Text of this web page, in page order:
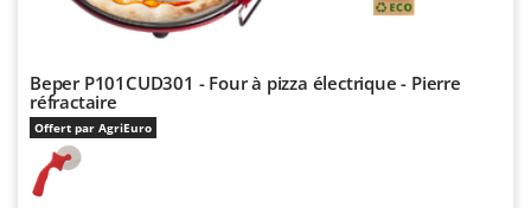
Beper P101CUD301 - Four à pizza électrique - Pierre
réfractaire
Offert par AgriEuro